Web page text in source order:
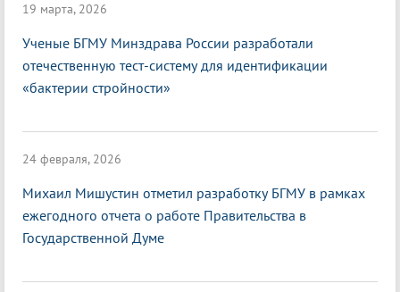
19 марта, 2026
Ученые БГМУ Минздрава России разработали
отечественную тест-систему для идентификации
«бактерии стройности»
24 февраля, 2026
Михаил Мишустин отметил разработку БГМУ в рамках
ежегодного отчета о работе Правительства в
Государственной Думе